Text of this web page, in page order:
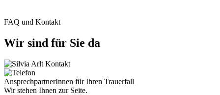
FAQ und Kontakt
Wir sind für Sie da
AnsprechpartnerInnen für Ihren Trauerfall
Wir stehen Ihnen zur Seite.